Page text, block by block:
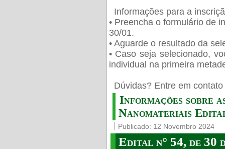
Informações para a
• Preencha o formulário de
30/01.
• Aguarde o resultado da
• Caso seja selecionado,
individual na primeira
Dúvidas? Entre em
Informações sobre
Nanomateriais
Publicado: 12 Novembro 2024
Edital n° 54, de 30